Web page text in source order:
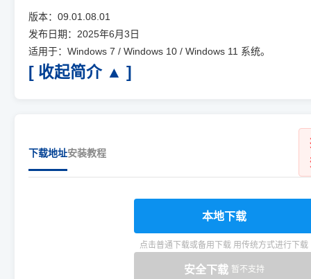
版本：09.01.08.01
发布日期：2025年6月3日
适用于：Windows 7 / Windows 10 / Windows 11 系统。
[ 收起简介 ▲ ]
下载地址安装教程
本地下载
点击普通下载或备用下载 用传统方式进行下载
安全下载 暂不支持